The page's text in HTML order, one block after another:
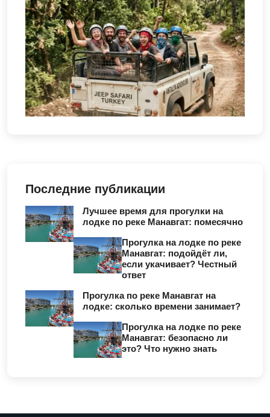
Последние публикации
Лучшее время для прогулки на
лодке по реке Манавгат: помесячно
Прогулка на лодке по реке
Манавгат: подойдёт ли,
если укачивает? Честный
ответ
Прогулка по реке Манавгат на
лодке: сколько времени занимает?
Прогулка на лодке по реке
Манавгат: безопасно ли
это? Что нужно знать